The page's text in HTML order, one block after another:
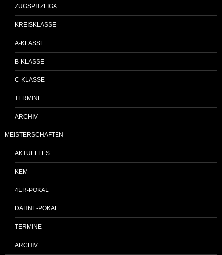
ZUGSPITZLIGA
KREISKLASSE
A-KLASSE
B-KLASSE
C-KLASSE
TERMINE
ARCHIV
MEISTERSCHAFTEN
AKTUELLES
KEM
4ER-POKAL
DÄHNE-POKAL
TERMINE
ARCHIV